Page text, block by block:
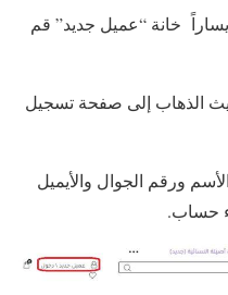
خانة “عميل جديد” قم
الذهاب إلى صفحة تسجيل
ورقم الجوال والأيميل
حساب.